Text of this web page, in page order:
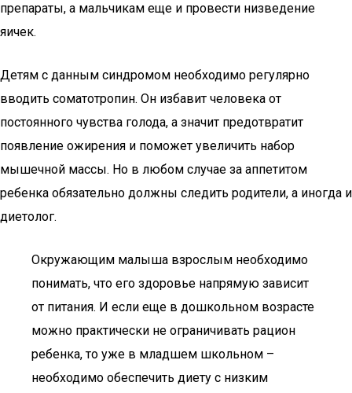
препараты, а мальчикам еще и провести низведение
яичек.
Детям с данным синдромом необходимо регулярно
вводить соматотропин. Он избавит человека от
постоянного чувства голода, а значит предотвратит
появление ожирения и поможет увеличить набор
мышечной массы. Но в любом случае за аппетитом
ребенка обязательно должны следить родители, а иногда и
диетолог.
Окружающим малыша взрослым необходимо
понимать, что его здоровье напрямую зависит
от питания. И если еще в дошкольном возрасте
можно практически не ограничивать рацион
ребенка, то уже в младшем школьном –
необходимо обеспечить диету с низким